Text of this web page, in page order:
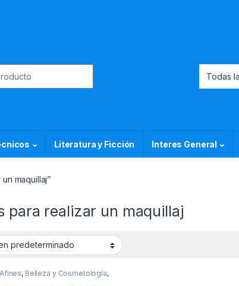
Literatura y Ficción Interes General
maquillaj”
para realizar un maquillaj
, Belleza y Cosmetología,
General
Ofertas